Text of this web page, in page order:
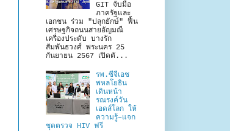
GIT จับมือ
ภาครัฐและ
เอกชน ร่วม "ปลุกยักษ์" ฟื้น
เศรษฐกิจถนนสายอัญมณี
เครื่องประดับ บางรัก
สัมพันธวงศ์ พระนคร 25
กันยายน 2567 เปิดตั...
รพ.ซีจีเอช
พหลโยธิน
เดินหน้า
รณรงค์วัน
เอดส์โลก ให้
ความรู้–แจก
ชุดตรวจ HIV ฟรี